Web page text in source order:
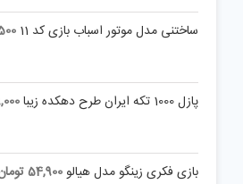
was:
17,500,000 تومان.
4,900,000 تومان.
ساختنی مدل موتور اسباب بازی کد 11
پازل 1000 تکه ایران طرح دهکده زیبا
بازی فکری زینگو مدل هیالو 54,900